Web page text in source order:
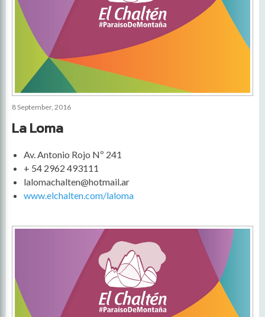
8 September, 2016
La Loma
Av. Antonio Rojo Nº 241
+ 54 2962 493111
lalomachalten@hotmail.ar
www.elchalten.com/laloma